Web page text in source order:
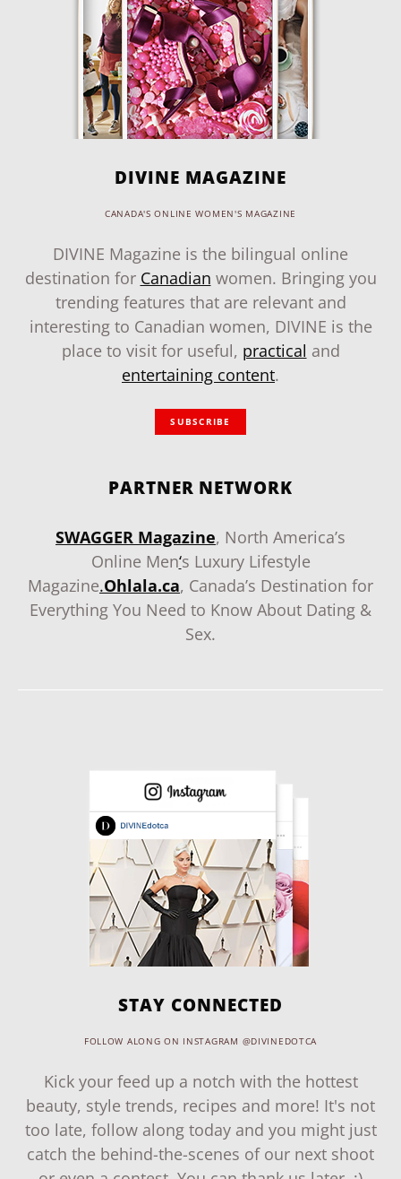
DIVINE MAGAZINE
CANADA'S ONLINE WOMEN'S MAGAZINE
DIVINE Magazine is the bilingual online
destination for Canadian women. Bringing you
trending features that are relevant and
interesting to Canadian women, DIVINE is the
place to visit for useful, practical and
entertaining content.
SUBSCRIBE
PARTNER NETWORK
SWAGGER Magazine, North America’s
Online Men‘s Luxury Lifestyle
Magazine.Ohlala.ca, Canada’s Destination for
Everything You Need to Know About Dating &
Sex.
STAY CONNECTED
FOLLOW ALONG ON INSTAGRAM @DIVINEDOTCA
Kick your feed up a notch with the hottest
beauty, style trends, recipes and more! It's not
too late, follow along today and you might just
catch the behind-the-scenes of our next shoot